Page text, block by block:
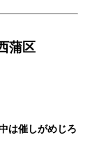
蒲区
は催しがめじろ